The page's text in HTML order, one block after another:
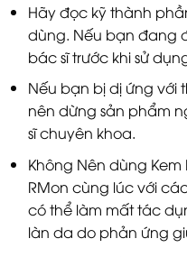
Hãy đọc kỹ thành
dùng. Nếu bạn đang
bác sĩ trước khi sử
Nếu bạn bị dị ứng với
nên dừng sản phẩm
sĩ chuyên khoa.
Không Nên dùng
RMon cùng lúc với
có thể làm mất tác
làn da do phản ứng